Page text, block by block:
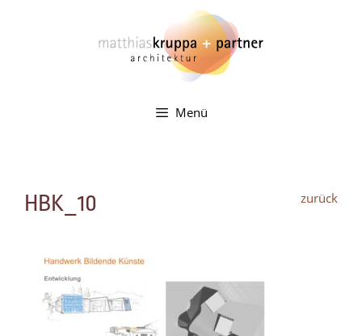
Menü
zurück
HBK_10